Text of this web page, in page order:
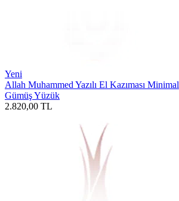
Yeni
Allah Muhammed Yazılı El Kazıması Minimal
Gümüş Yüzük
2.820,00 TL